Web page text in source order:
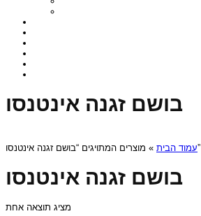
בושם זגנה אינטנסו
עמוד הבית» מוצרים המתויגים “בושם זגנה אינטנסו”
בושם זגנה אינטנסו
מציג תוצאה אחת